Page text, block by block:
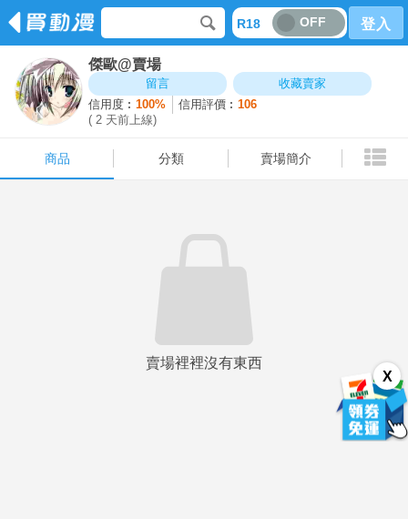
R18 OFF 登入
傑歐@賣場
留言
收藏賣家
信用度︰100% 信用評價︰106
( 2 天前上線)
商品 分類 賣場簡介
X
賣場裡裡沒有東西
商品 分類